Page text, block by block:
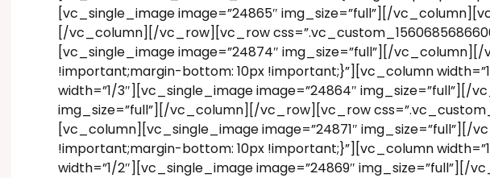
[vc_single_image image=”24865″ img_size=”full”][/
[/vc_column][/vc_row][vc_row
[vc_single_image image=”24874″ img_size=”full”][/
!important;margin-bottom: 10px !important;}”][vc_column
width=”1/3″][vc_single_image image=”24864″ img_size=”full”][/
img_size=”full”][/vc_column][/vc_row][vc_row
[vc_column][vc_single_image image=”24871″
!important;margin-bottom: 10px !important;}”][vc_column
width=”1/2″][vc_single_image image=”24869″